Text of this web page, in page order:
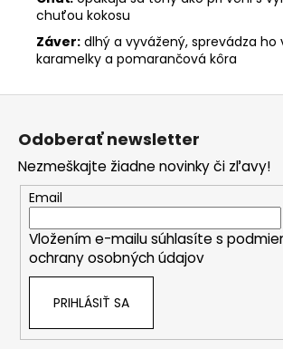
chuťou kokosu
Záver: dlhý a vyvážený, sprevádza ho
karamelky a pomarančová kôra
Z
Odoberať newsletter
Nezmeškajte žiadne novinky či zľavy!
Email
Vložením e-mailu súhlasíte s
ochrany osobných údajov
PRIHLÁSIŤ SA